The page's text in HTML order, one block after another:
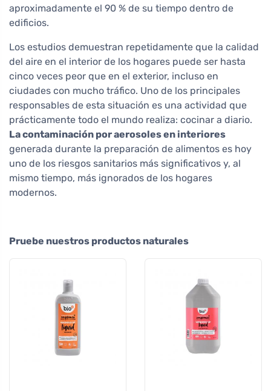
aproximadamente el 90 % de su tiempo dentro de
edificios.
Los estudios demuestran repetidamente que la calidad
del aire en el interior de los hogares puede ser hasta
cinco veces peor que en el exterior, incluso en
ciudades con mucho tráfico. Uno de los principales
responsables de esta situación es una actividad que
prácticamente todo el mundo realiza: cocinar a diario.
La contaminación por aerosoles en interiores
generada durante la preparación de alimentos es hoy
uno de los riesgos sanitarios más significativos y, al
mismo tiempo, más ignorados de los hogares
modernos.
Pruebe nuestros productos naturales